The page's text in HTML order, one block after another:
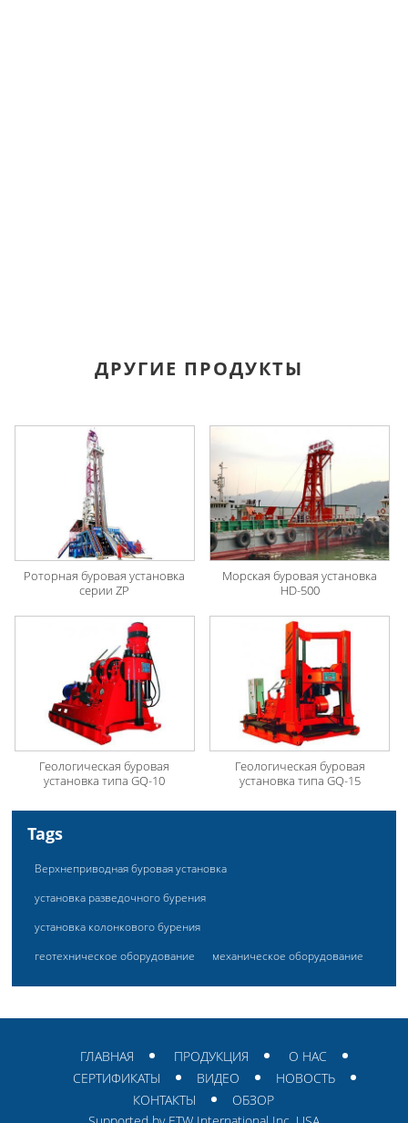
ДРУГИЕ ПРОДУКТЫ
Роторная буровая установка
серии ZP
Морская буровая установка
HD-500
Геологическая буровая
установка типа GQ-10
Геологическая буровая
установка типа GQ-15
Tags
Верхнеприводная буровая установка
установка разведочного бурения
установка колонкового бурения
геотехническое оборудование
механическое оборудование
ГЛАВНАЯ ПРОДУКЦИЯ
О НАС
СЕРТИФИКАТЫ
ВИДЕО
НОВОСТЬ
КОНТАКТЫ
ОБЗОР